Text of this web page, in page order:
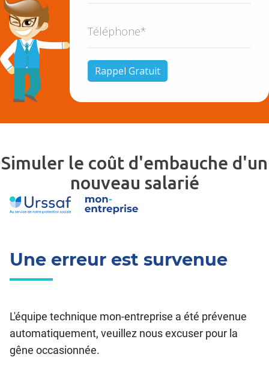
Simuler le coût d'embauche d'un
nouveau salarié